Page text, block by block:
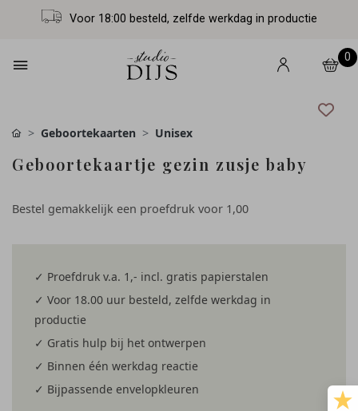
Voor 18:00 besteld, zelfde werkdag in productie
0
Geboortekaarten Unisex
Geboortekaartje gezin zusje baby
Bestel gemakkelijk een proefdruk voor 1,00
✓ Proefdruk v.a. 1,- incl. gratis papierstalen
✓ Voor 18.00 uur besteld, zelfde werkdag in
productie
✓ Gratis hulp bij het ontwerpen
✓ Binnen één werkdag reactie
✓ Bijpassende envelopkleuren